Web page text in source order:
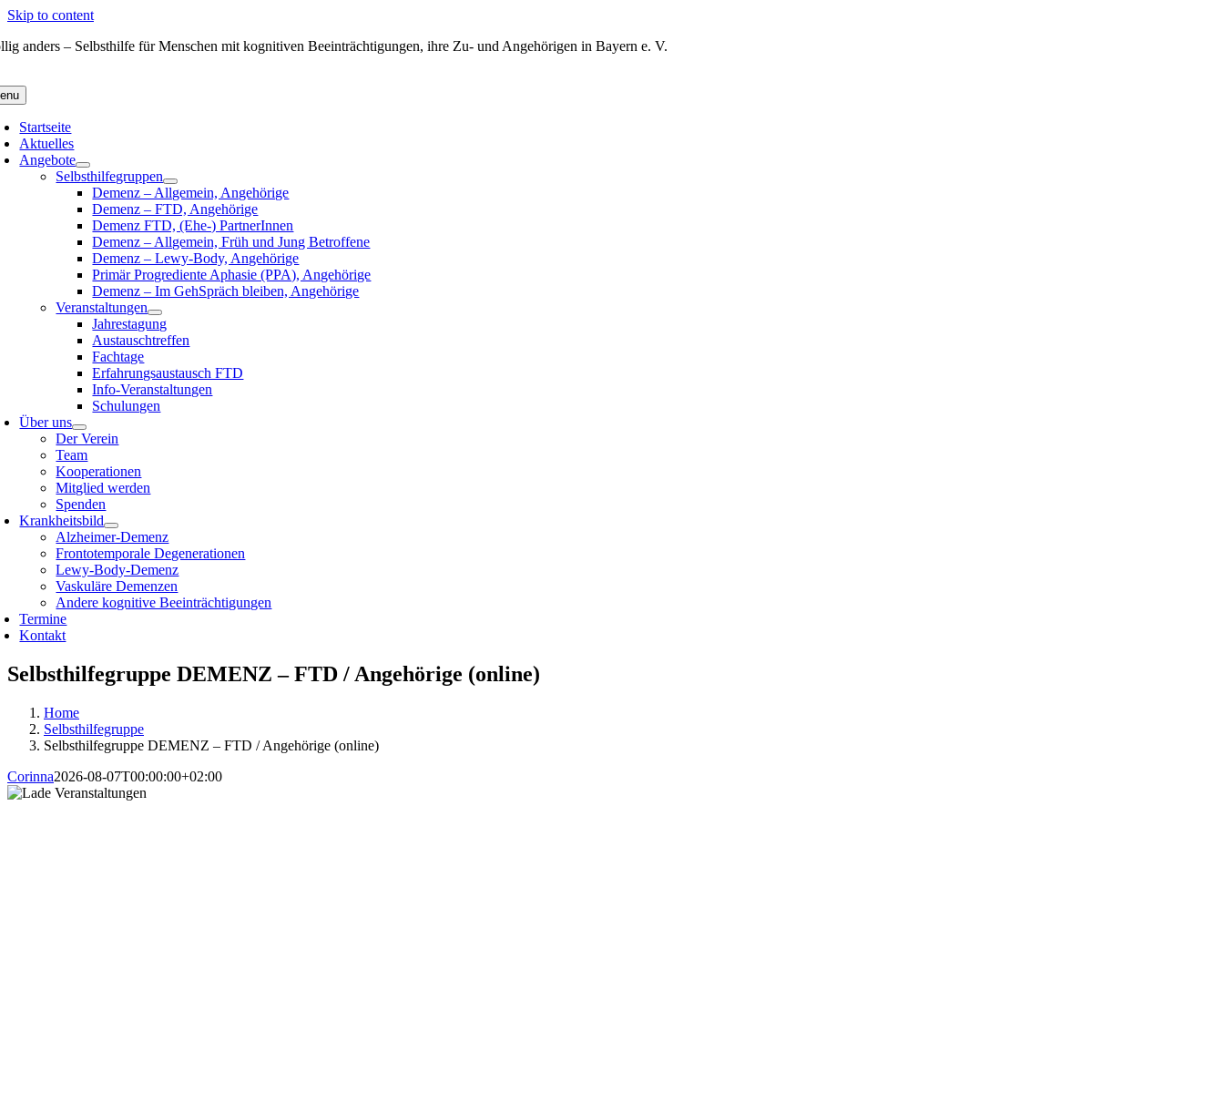
Skip to content
anders – Selbsthilfe für Menschen mit kognitiven Beeinträchtigungen, ihre Zu- und Angehörigen in Bayern e. V.
Startseite
Aktuelles
Angebote
Selbsthilfegruppen
Demenz – Allgemein, Angehörige
Demenz – FTD, Angehörige
Demenz FTD, (Ehe-) PartnerInnen
Demenz – Allgemein, Früh und Jung Betroffene
Demenz – Lewy-Body, Angehörige
Primär Progrediente Aphasie (PPA), Angehörige
Demenz – Im GehSpräch bleiben, Angehörige
Veranstaltungen
Jahrestagung
Austauschtreffen
Fachtage
Erfahrungsaustausch FTD
Info-Veranstaltungen
Schulungen
Über uns
Der Verein
Team
Kooperationen
Mitglied werden
Spenden
Krankheitsbild
Alzheimer-Demenz
Frontotemporale Degenerationen
Lewy-Body-Demenz
Vaskuläre Demenzen
Andere kognitive Beeinträchtigungen
Termine
Kontakt
Selbsthilfegruppe DEMENZ – FTD / Angehörige (online)
Home
Selbsthilfegruppe
Selbsthilfegruppe DEMENZ – FTD / Angehörige (online)
Corinna2026-08-07T00:00:00+02:00